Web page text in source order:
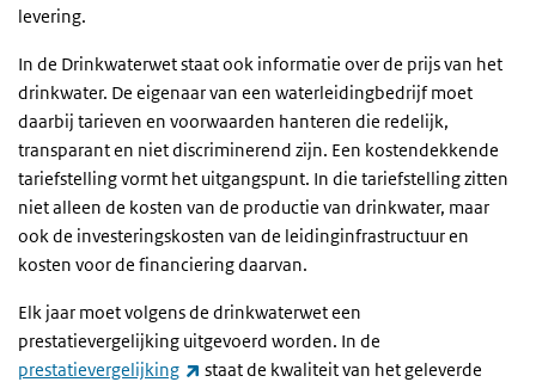
levering.
In de Drinkwaterwet staat ook informatie over de prijs van het
drinkwater. De eigenaar van een waterleidingbedrijf moet
daarbij tarieven en voorwaarden hanteren die redelijk,
transparant en niet discriminerend zijn. Een kostendekkende
tariefstelling vormt het uitgangspunt. In die tariefstelling zitten
niet alleen de kosten van de productie van drinkwater, maar
ook de investeringskosten van de leidinginfrastructuur en
kosten voor de financiering daarvan.
Elk jaar moet volgens de drinkwaterwet een
prestatievergelijking uitgevoerd worden. In de
prestatievergelijking
(externe link)
staat de kwaliteit van het geleverde